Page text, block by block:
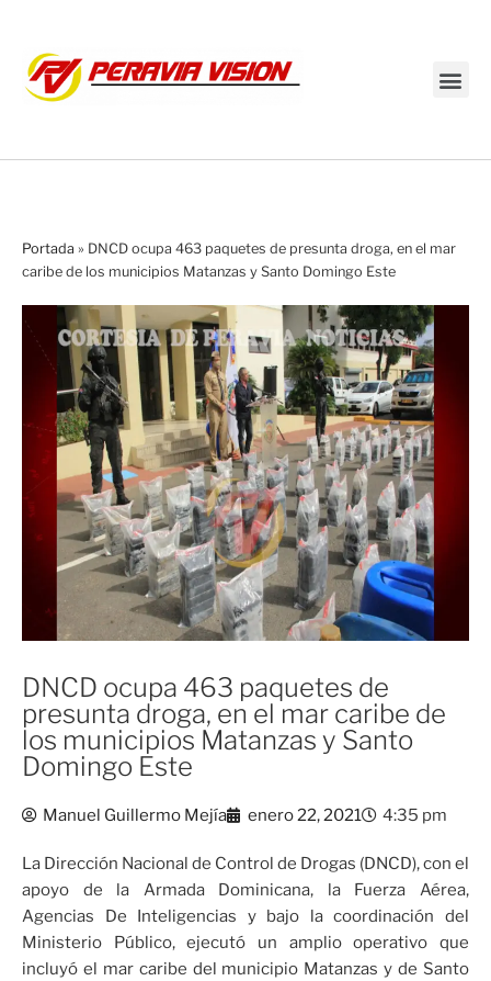
Portada » DNCD ocupa 463 paquetes de presunta droga, en el mar
caribe de los municipios Matanzas y Santo Domingo Este
DNCD ocupa 463 paquetes de
presunta droga, en el mar caribe de
los municipios Matanzas y Santo
Domingo Este
Manuel Guillermo Mejía enero 22, 2021 4:35 pm
La Dirección Nacional de Control de Drogas (DNCD), con el
apoyo de la Armada Dominicana, la Fuerza Aérea,
Agencias De Inteligencias y bajo la coordinación del
Ministerio Público, ejecutó un amplio operativo que
incluyó el mar caribe del municipio Matanzas y de Santo